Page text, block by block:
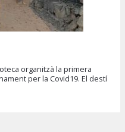
organitzà la primera
per la Covid19. El destí